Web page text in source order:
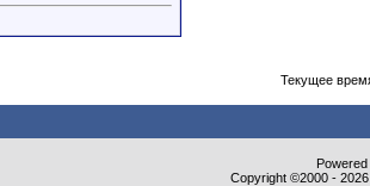
Текущее
Copyright ©2000 -